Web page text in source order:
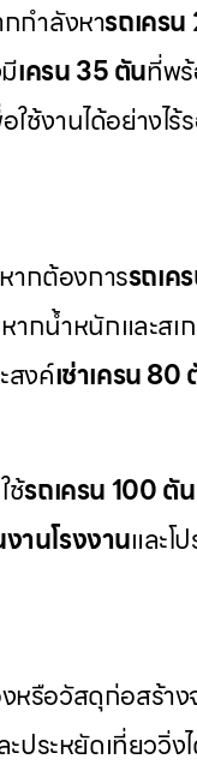
กำลังหารถเคร
เครน 35 ตันที่พ
ใช้งานได้อย่างไ
ากต้องการรถเค
กน้ำหนักและสเ
สงค์เช่าเครน 80
ช้รถเครน 100 ตัน
านโรงงานและโ
รือวัสดุก่อสร้าง
ประหยัดเที่ยววิ่ง